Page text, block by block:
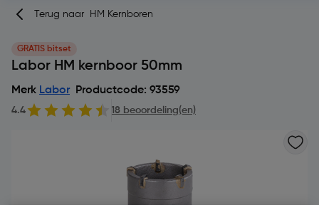
Terug naar HM Kernboren
GRATIS bitset
Labor HM kernboor 50mm
Merk Labor Productcode: 93559
4.4 18 beoordeling(en)